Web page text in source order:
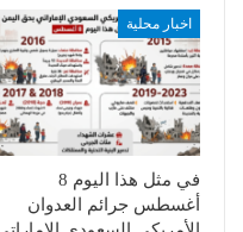
اخبار محلية
في مثل هذا اليوم 8
أغسطس جرائم العدوان